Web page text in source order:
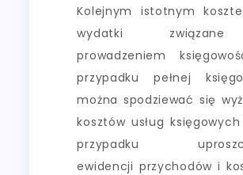
Kolejnym istotnym
wydatki
prowadzeniem
przypadku pełnej
można spodziewać się
kosztów usług
przypadku
ewidencji przychodów i